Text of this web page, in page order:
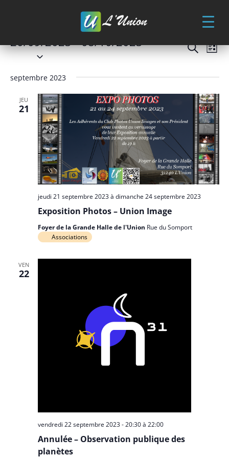
Évènements
et
vues
Recherche
de
Liste
20/09/2023 - 08/10/2023
Sélectionnez
date.
septembre 2023
JEU
21
Exposition Photos – Union Image
jeudi 21 septembre 2023à dimanche 24 septembre 2023
Foyer de la Grande Halle de l'Union Rue du Somport
Associations
VEN
22
Annulée – Observation publique des
planètes
vendredi 22 septembre 2023 - 20:30à 22:00